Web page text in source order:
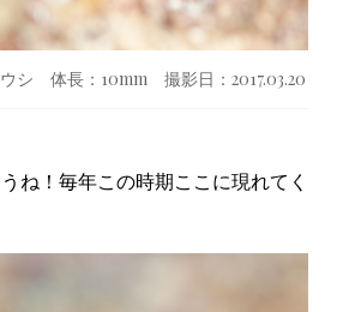
シ 体長：10mm 撮影日：2017.03.20
ね！毎年この時期ここに現れてく